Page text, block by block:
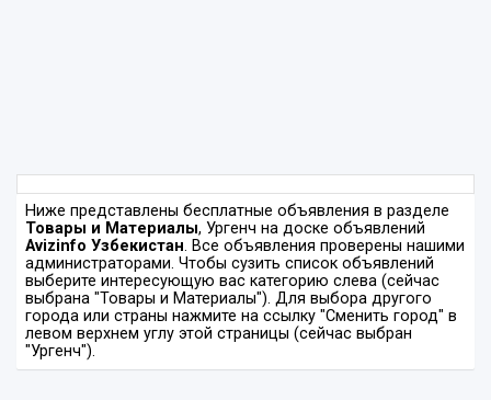
Ниже представлены бесплатные объявления в разделе
Товары и Материалы, Ургенч на доске объявлений
Avizinfo Узбекистан. Все объявления проверены нашими
администраторами. Чтобы сузить список объявлений
выберите интересующую вас категорию слева (сейчас
выбрана "Товары и Материалы"). Для выбора другого
города или страны нажмите на ссылку "Сменить город" в
левом верхнем углу этой страницы (сейчас выбран
"Ургенч").